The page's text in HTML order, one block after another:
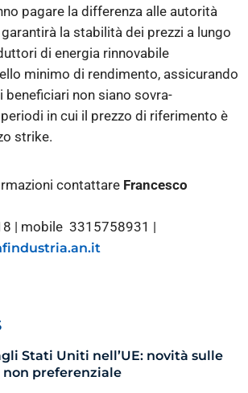
pagare la differenza alle autorità
la stabilità dei prezzi a lungo
di energia rinnovabile
minimo di rendimento, assicurando
beneficiari non siano sovra-
in cui il prezzo di riferimento è
strike.
contattare Francesco
| mobile 3315758931 |
Stati Uniti nell’UE: novità sulle
preferenziale